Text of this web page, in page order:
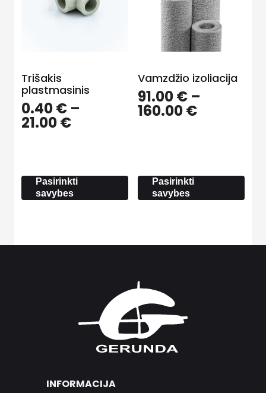
Trišakis
plastmasinis
0.40€ –
21.00€Price
21.00 €
Pasirinkti
savybes
Vamzdžio izoliacija
91.00€ –
160.00€Price
Pasirinkti
savybes
INFORMACIJA